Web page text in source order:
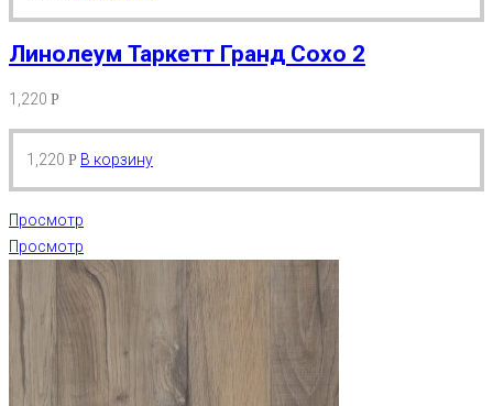
Линолеум Таркетт Гранд Сохо 2
1,220 Р
1,220 Р В корзину
Просмотр
Просмотр